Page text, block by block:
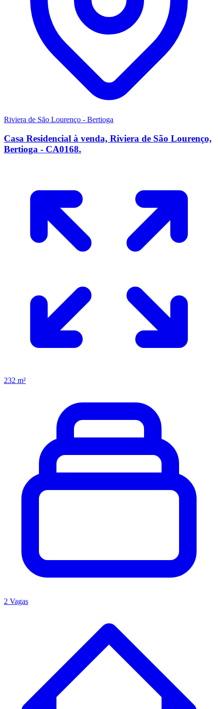
Riviera de São Lourenço - Bertioga
Casa Residencial à venda, Riviera de São Lourenço,
Bertioga - CA0168.
232 m²
2 Vagas